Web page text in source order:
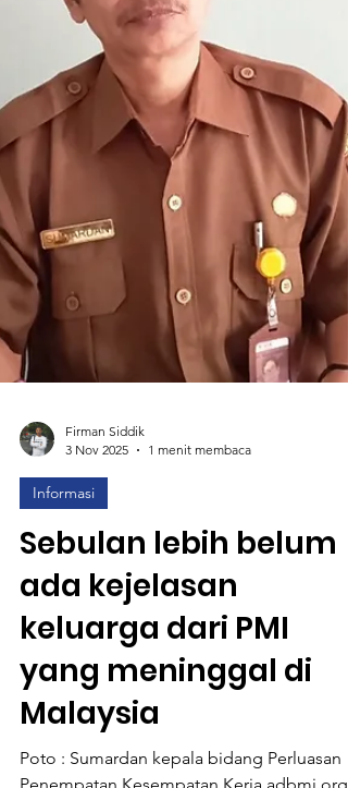
kurangnya lapangan kerja ditengah
lulusan SMA/SMK dan Perguruan Tinggi.
Dilansir dari NTBsatu, tingkat
terbuka (TPT) NTB hingga Agustus 2025
sebesar 3,06%. Naik 0,33% dari Agustus
tahun lalu. "Sepanjang Agustus 2024
Firman Siddik
3 Nov 2025
1 menit membaca
Informasi